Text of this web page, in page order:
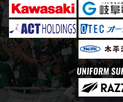
UNIFORM